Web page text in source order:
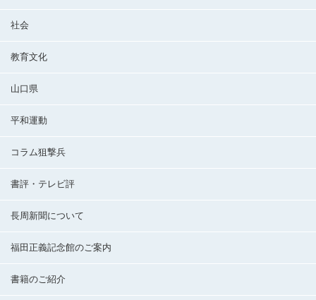
社会
教育文化
山口県
平和運動
コラム狙撃兵
書評・テレビ評
長周新聞について
福田正義記念館のご案内
書籍のご紹介